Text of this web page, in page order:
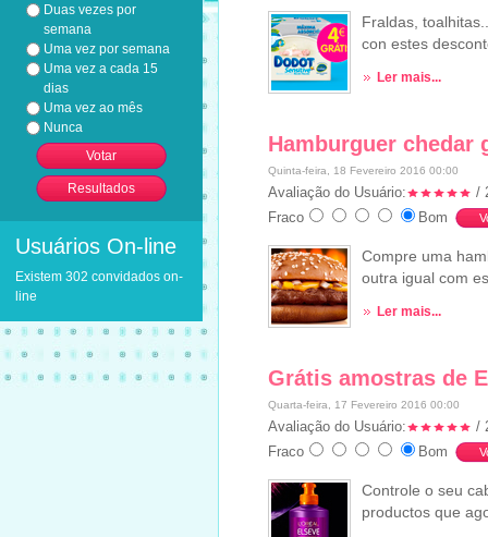
Fraldas,
con estes
Ler mais...
Hamburguer chedar
Quinta-feira, 18 Fevereiro 2016 00:00
Avaliação do Usuário:
/
Fraco
Bom
Compre uma
outra igual com
Ler mais...
Grátis amostras de
Quarta-feira, 17 Fevereiro 2016 00:00
Avaliação do Usuário:
/
Fraco
Bom
Controle o seu
productos que
Duas vezes por
semana
Uma vez por semana
Uma vez a cada 15
dias
Uma vez ao mês
Nunca
Usuários On-line
Existem 302 convidados on-
line